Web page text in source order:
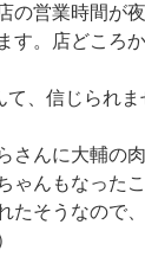
の営業時間が
す。店どころ
、信じられま
さんに大輔の
ゃんもなった
たそうなので